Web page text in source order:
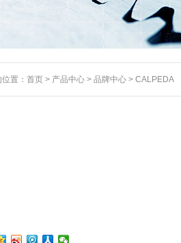
置： 首页 > 产品中心 > 品牌中心 > CALPEDA